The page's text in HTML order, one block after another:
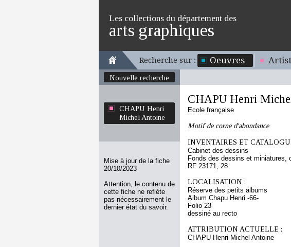
Les collections du département des
arts graphiques
Recherche sur : Oeuvres
Nouvelle recherche
CHAPU Henri
Michel Antoine
Mise à jour de la fiche
20/10/2023
Attention, le contenu de
cette fiche ne reflète
pas nécessairement le
dernier état du savoir.
CHAPU Henri
Ecole française
Motif de corne d'abondance
INVENTAIRES ET
Cabinet des dessins
Fonds des dessins et miniatures,
RF 23171, 28
LOCALISATION :
Réserve des petits albums
Album Chapu Henri -66-
Folio 23
dessiné au recto
ATTRIBUTION ACTUELLE :
CHAPU Henri Michel Antoine